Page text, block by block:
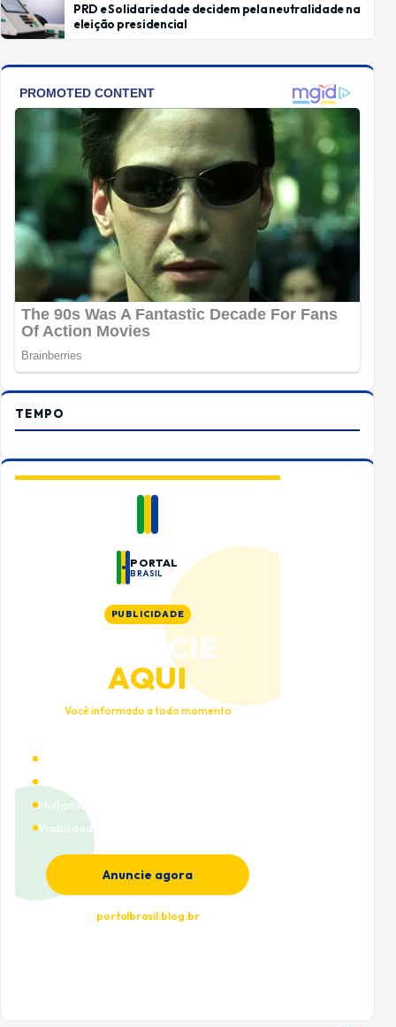
PRD e Solidariedade decidem pela neutralidade na
eleição presidencial
TEMPO
PORTAL
BRASIL
PUBLICIDADE
ANUNCIE
AQUI
Você informado a todo momento
Cobertura nacional
Múltiplas categorias
Visibilidade premium
Anuncie agora
portalbrasil.blog.br